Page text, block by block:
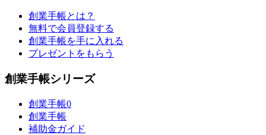
創業手帳とは？
無料で会員登録する
創業手帳を手に入れる
プレゼントをもらう
創業手帳シリーズ
創業手帳0
創業手帳
補助金ガイド